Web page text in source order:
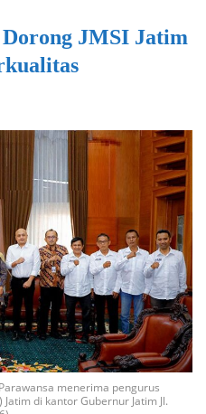
JMSI Jatim
menerima pengurus
di kantor Gubernur Jatim Jl.